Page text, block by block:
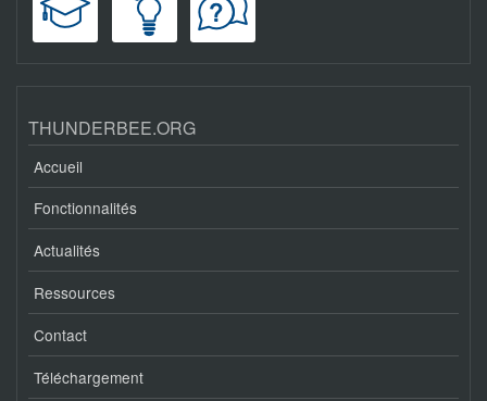
THUNDERBEE.ORG
Accueil
Fonctionnalités
Actualités
Ressources
Contact
Téléchargement